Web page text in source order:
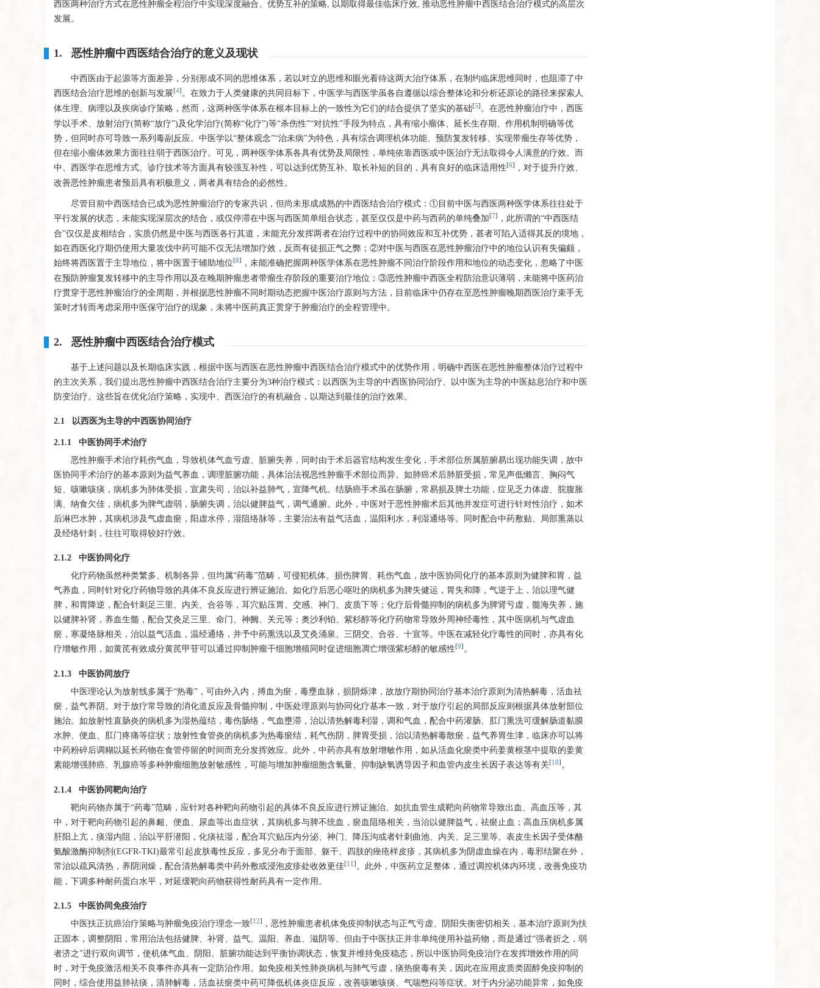
西医两种治疗方式在恶性肿瘤全程治疗中实现深度融合、优势互补的策略, 以期取得最佳临床疗效, 推动恶性肿瘤中西医结合治疗模式的高层次
发展。
1. 恶性肿瘤中西医结合治疗的意义及现状
中西医由于起源等方面差异，分别形成不同的思维体系，若以对立的思维和眼光看待这两大治疗体系，在制约临床思维同时，也阻滞了中
西医结合治疗思维的创新与发展[4] 。在致力于人类健康的共同目标下，中医学与西医学虽各自遵循以综合整体论和分析还原论的路径来探索人
体生理、病理以及疾病诊疗策略，然而，这两种医学体系在根本目标上的一致性为它们的结合提供了坚实的基础[5] 。在恶性肿瘤治疗中，西医
学以手术、放射治疗(简称“放疗”)及化学治疗(简称“化疗”)等“杀伤性”“对抗性”手段为特点，具有缩小瘤体、延长生存期、作用机制明确等优
势，但同时亦可导致一系列毒副反应。中医学以“整体观念”“治未病”为特色，具有综合调理机体功能、预防复发转移、实现带瘤生存等优势，
但在缩小瘤体效果方面往往弱于西医治疗。可见，两种医学体系各具有优势及局限性，单纯依靠西医或中医治疗无法取得令人满意的疗效。而
中、西医学在思维方式、诊疗技术等方面具有较强互补性，可以达到优势互补、取长补短的目的，具有良好的临床适用性[6]
，对于提升疗效、
改善恶性肿瘤患者预后具有积极意义，两者具有结合的必然性。
尽管目前中西医结合已成为恶性肿瘤治疗的专家共识，但尚未形成成熟的中西医结合治疗模式：①目前中医与西医两种医学体系往往处于
平行发展的状态，未能实现深层次的结合，或仅停滞在中医与西医简单组合状态，甚至仅仅是中药与西药的单纯叠加[7]
，此所谓的“中西医结
合”仅仅是皮相结合，实质仍然是中医与西医各行其道，未能充分发挥两者在治疗过程中的协同效应和互补优势，甚者可陷入适得其反的境地，
如在西医化疗期仍使用大量攻伐中药可能不仅无法增加疗效，反而有徒损正气之弊；②对中医与西医在恶性肿瘤治疗中的地位认识有失偏颇，
始终将西医置于主导地位，将中医置于辅助地位[8]
，未能准确把握两种医学体系在恶性肿瘤不同治疗阶段作用和地位的动态变化，忽略了中医
在预防肿瘤复发转移中的主导作用以及在晚期肿瘤患者带瘤生存阶段的重要治疗地位；③恶性肿瘤中西医全程防治意识薄弱，未能将中医药治
疗贯穿于恶性肿瘤治疗的全周期，并根据恶性肿瘤不同时期动态把握中医治疗原则与方法，目前临床中仍存在至恶性肿瘤晚期西医治疗束手无
策时才转而考虑采用中医保守治疗的现象，未将中医药真正贯穿于肿瘤治疗的全程管理中。
2. 恶性肿瘤中西医结合治疗模式
基于上述问题以及长期临床实践，根据中医与西医在恶性肿瘤中西医结合治疗模式中的优势作用，明确中西医在恶性肿瘤整体治疗过程中
的主次关系，我们提出恶性肿瘤中西医结合治疗主要分为3种治疗模式：以西医为主导的中西医协同治疗、以中医为主导的中医姑息治疗和中医
防变治疗。这些旨在优化治疗策略，实现中、西医治疗的有机融合，以期达到最佳的治疗效果。
2.1 以西医为主导的中西医协同治疗
2.1.1 中医协同手术治疗
恶性肿瘤手术治疗耗伤气血，导致机体气血亏虚、脏腑失养，同时由于术后器官结构发生变化，手术部位所属脏腑易出现功能失调，故中
医协同手术治疗的基本原则为益气养血，调理脏腑功能，具体治法视恶性肿瘤手术部位而异。如肺癌术后肺脏受损，常见声低懒言、胸闷气
短、咳嗽咳痰，病机多为肺体受损，宣肃失司，治以补益肺气，宣降气机。结肠癌手术虽在肠腑，常易损及脾土功能，症见乏力体虚、脘腹胀
满、纳食欠佳，病机多为脾气虚弱，肠腑失调，治以健脾益气，调气通腑。此外，中医对于恶性肿瘤术后其他并发症可进行针对性治疗，如术
后淋巴水肿，其病机涉及气虚血瘀，阳虚水停，湿阻络脉等，主要治法有益气活血，温阳利水，利湿通络等。同时配合中药敷贴、局部熏蒸以
及经络针刺，往往可取得较好疗效。
2.1.2 中医协同化疗
化疗药物虽然种类繁多、机制各异，但均属“药毒”范畴，可侵犯机体、损伤脾胃、耗伤气血，故中医协同化疗的基本原则为健脾和胃，益
气养血，同时针对化疗药物导致的具体不良反应进行辨证施治。如化疗后恶心呕吐的病机多为脾失健运，胃失和降，气逆于上，治以理气健
脾，和胃降逆，配合针刺足三里、内关、合谷等，耳穴贴压胃、交感、神门、皮质下等；化疗后骨髓抑制的病机多为脾肾亏虚，髓海失养，施
以健脾补肾，养血生髓，配合艾灸足三里、命门、神阙、关元等；奥沙利铂、紫杉醇等化疗药物常导致外周神经毒性，其中医病机与气虚血
瘀，寒凝络脉相关，治以益气活血，温经通络，并予中药熏洗以及艾灸涌泉、三阴交、合谷、十宣等。中医在减轻化疗毒性的同时，亦具有化
疗增敏作用，如黄芪有效成分黄芪甲苷可以通过抑制肿瘤干细胞增殖同时促进细胞凋亡增强紫杉醇的敏感性[9] 。
2.1.3 中医协同放疗
中医理论认为放射线多属于“热毒”，可由外入内，搏血为瘀，毒壅血脉，损阴烁津，故放疗期协同治疗基本治疗原则为清热解毒，活血祛
瘀，益气养阴。对于放疗常导致的消化道反应及骨髓抑制，中医处理原则与协同化疗基本一致，对于放疗引起的局部反应则根据具体放射部位
施治。如放射性直肠炎的病机多为湿热蕴结，毒伤肠络，气血壅滞，治以清热解毒利湿，调和气血，配合中药灌肠、肛门熏洗可缓解肠道黏膜
水肿、便血、肛门疼痛等症状；放射性食管炎的病机多为热毒瘀结，耗气伤阴，脾胃受损，治以清热解毒散瘀，益气养胃生津，临床亦可以将
中药粉碎后调糊以延长药物在食管停留的时间而充分发挥效应。此外，中药亦具有放射增敏作用，如从活血化瘀类中药姜黄根茎中提取的姜黄
素能增强肺癌、乳腺癌等多种肿瘤细胞放射敏感性，可能与增加肿瘤细胞含氧量、抑制缺氧诱导因子和血管内皮生长因子表达等有关[10] 。
2.1.4 中医协同靶向治疗
靶向药物亦属于“药毒”范畴，应针对各种靶向药物引起的具体不良反应进行辨证施治。如抗血管生成靶向药物常导致出血、高血压等，其
中，对于靶向药物引起的鼻衄、便血、尿血等出血症状，其病机多与脾不统血，瘀血阻络相关，当治以健脾益气，祛瘀止血；高血压病机多属
肝阳上亢，痰湿内阻，治以平肝潜阳，化痰祛湿，配合耳穴贴压内分泌、神门、降压沟或者针刺曲池、内关、足三里等。表皮生长因子受体酪
氨酸激酶抑制剂(EGFR-TKI)最常引起皮肤毒性反应，多见分布于面部、躯干、四肢的痤疮样皮疹，其病机多为阴虚血燥在内，毒邪结聚在外，
常治以疏风清热，养阴润燥，配合清热解毒类中药外敷或浸泡皮疹处收效更佳[11 ] 。此外，中医药立足整体，通过调控机体内环境，改善免疫功
能，下调多种耐药蛋白水平，对延缓靶向药物获得性耐药具有一定作用。
2.1.5 中医协同免疫治疗
中医扶正抗癌治疗策略与肿瘤免疫治疗理念一致[12]
，恶性肿瘤患者机体免疫抑制状态与正气亏虚、阴阳失衡密切相关，基本治疗原则为扶
正固本，调整阴阳，常用治法包括健脾、补肾、益气、温阳、养血、滋阴等。但由于中医扶正并非单纯使用补益药物，而是通过“强者折之，弱
者济之”进行双向调节，使机体气血、阴阳、脏腑功能达到平衡协调状态，恢复并维持免疫稳态，所以中医协同免疫治疗在发挥增效作用的同
时，对于免疫激活相关不良事件亦具有一定防治作用。如免疫相关性肺炎病机与肺气亏虚，痰热瘀毒有关，因此在应用皮质类固醇免疫抑制的
同时，综合使用益肺祛痰，清肺解毒，活血祛瘀类中药可降低机体炎症反应，改善咳嗽咳痰、气喘憋闷等症状。对于内分泌功能异常，如免疫